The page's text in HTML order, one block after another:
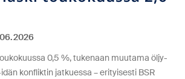
0,5 %, tukenaan muutama öljy-
konfliktin jatkuessa – erityisesti BSR